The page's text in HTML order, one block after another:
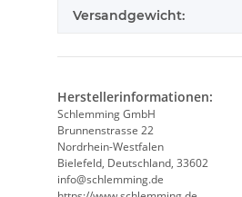
Versandgewicht:
Herstellerinformationen:
Schlemming GmbH
Brunnenstrasse 22
Nordrhein-Westfalen
Bielefeld, Deutschland, 33602
info@schlemming.de